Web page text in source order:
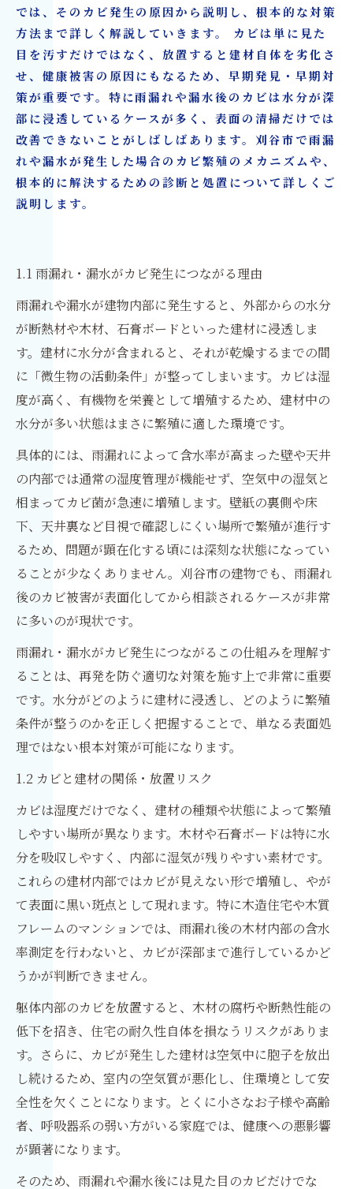
カビ除去からリフォームまで一括対応できる、
刈谷市の専門業者「カビ取リフォーム名古屋／
東京」「カビバスターズ大阪」
では、そのカビ発生の原因から説明し、根本的な対策
方法まで詳しく解説していきます。 カビは単に見た
目を汚すだけではなく、放置すると建材自体を劣化さ
せ、健康被害の原因にもなるため、早期発見・早期対
策が重要です。特に雨漏れや漏水後のカビは水分が深
部に浸透しているケースが多く、表面の清掃だけでは
改善できないことがしばしばあります。刈谷市で雨漏
れや漏水が発生した場合のカビ繁殖のメカニズムや、
根本的に解決するための診断と処置について詳しくご
説明します。
1.1 雨漏れ・漏水がカビ発生につながる理由
雨漏れや漏水が建物内部に発生すると、外部からの水分
が断熱材や木材、石膏ボードといった建材に浸透しま
す。建材に水分が含まれると、それが乾燥するまでの間
に「微生物の活動条件」が整ってしまいます。カビは湿
度が高く、有機物を栄養として増殖するため、建材中の
水分が多い状態はまさに繁殖に適した環境です。
具体的には、雨漏れによって含水率が高まった壁や天井
の内部では通常の湿度管理が機能せず、空気中の湿気と
相まってカビ菌が急速に増殖します。壁紙の裏側や床
下、天井裏など目視で確認しにくい場所で繁殖が進行す
るため、問題が顕在化する頃には深刻な状態になってい
ることが少なくありません。刈谷市の建物でも、雨漏れ
後のカビ被害が表面化してから相談されるケースが非常
に多いのが現状です。
雨漏れ・漏水がカビ発生につながるこの仕組みを理解す
ることは、再発を防ぐ適切な対策を施す上で非常に重要
です。水分がどのように建材に浸透し、どのように繁殖
条件が整うのかを正しく把握することで、単なる表面処
理ではない根本対策が可能になります。
1.2 カビと建材の関係・放置リスク
カビは湿度だけでなく、建材の種類や状態によって繁殖
しやすい場所が異なります。木材や石膏ボードは特に水
分を吸収しやすく、内部に湿気が残りやすい素材です。
これらの建材内部ではカビが見えない形で増殖し、やが
て表面に黒い斑点として現れます。特に木造住宅や木質
フレームのマンションでは、雨漏れ後の木材内部の含水
率測定を行わないと、カビが深部まで進行しているかど
うかが判断できません。
躯体内部のカビを放置すると、木材の腐朽や断熱性能の
低下を招き、住宅の耐久性自体を損なうリスクがありま
す。さらに、カビが発生した建材は空気中に胞子を放出
し続けるため、室内の空気質が悪化し、住環境として安
全性を欠くことになります。とくに小さなお子様や高齢
者、呼吸器系の弱い方がいる家庭では、健康への悪影響
が顕著になります。
そのため、雨漏れや漏水後には見た目のカビだけでな